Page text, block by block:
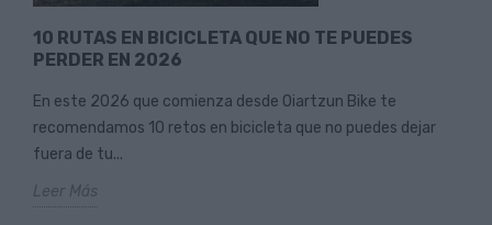
10 RUTAS EN BICICLETA QUE NO TE PUEDES
PERDER EN 2026
En este 2026 que comienza desde Oiartzun Bike te
recomendamos 10 retos en bicicleta que no puedes dejar
fuera de tu...
Leer Más